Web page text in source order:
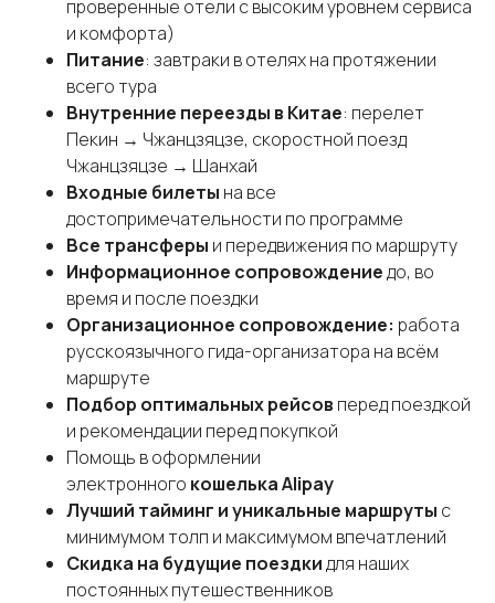
проверенные отели с высоким уровнем сервиса
и комфорта)
Питание: завтраки в отелях на протяжении
всего тура
Внутренние переезды в Китае: перелет
Пекин → Чжанцзяцзе, скоростной поезд
Чжанцзяцзе → Шанхай
Входные билеты на все
достопримечательности по программе
Все трансферы и передвижения по маршруту
Информационное сопровождениедо, во
время и после поездки
Организационное сопровождение: работа
русскоязычного гида-организатора на всём
маршруте
Подбор оптимальных рейсов перед поездкой
и рекомендации перед покупкой
Помощь в оформлении
электронного кошелька Alipay
Лучший тайминг и уникальные маршруты с
минимумом толп и максимумом впечатлений
Скидка на будущие поездкидля наших
постоянных путешественников